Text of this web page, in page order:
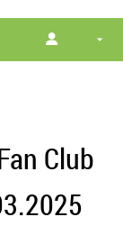
Club